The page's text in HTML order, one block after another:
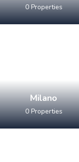
0Properties
Milano
0Properties